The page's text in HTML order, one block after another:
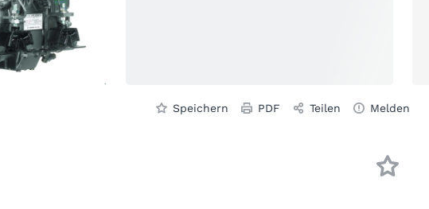
Speichern PDF Teilen Melden